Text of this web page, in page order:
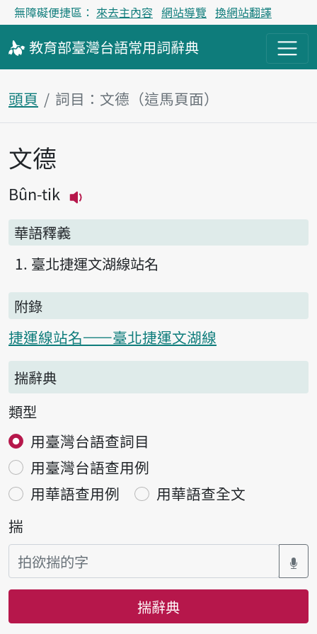
無障礙便捷區： 來去主內容 網站導覽 換網站翻譯
教育部臺灣台語常用詞辭典
頭頁 詞目：文德（這馬頁面）
主內容區
文德
Bûn-tik
華語釋義
臺北捷運文湖線站名
附錄
捷運線站名——臺北捷運文湖線
揣辭典
類型
用臺灣台語查詞目
用臺灣台語查用例
用華語查用例
用華語查全文
揣
揣辭典